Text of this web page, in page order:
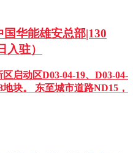
国华能雄安总部|130
入驻）
启动区D03-04-19、D03-04-
地块。 东至城市道路ND15，